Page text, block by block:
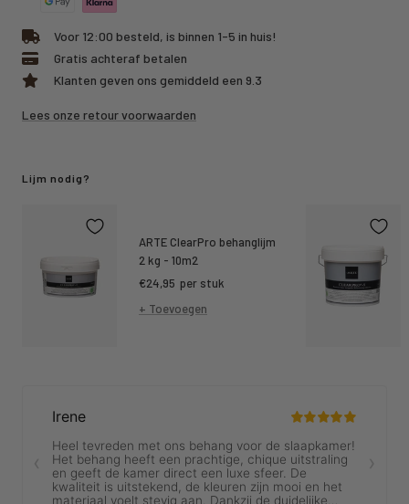
Voor 12:00 besteld, is binnen 1-5 in huis!
Gratis achteraf betalen
Klanten geven ons gemiddeld een 9.3
Lees onze retour voorwaarden
Lijm nodig?
ARTE ClearPro behanglijm
2 kg - 10m2
Kortings
prijs
€24,95 per stuk
+ Toevoegen